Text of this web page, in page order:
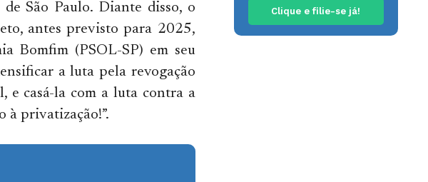
São Paulo. Diante disso, o
antes previsto para 2025,
Bomfim (PSOL-SP) em seu
a luta pela revogação
e casá-la com a luta contra a
à privatização!”.
Clique e filie-se já!